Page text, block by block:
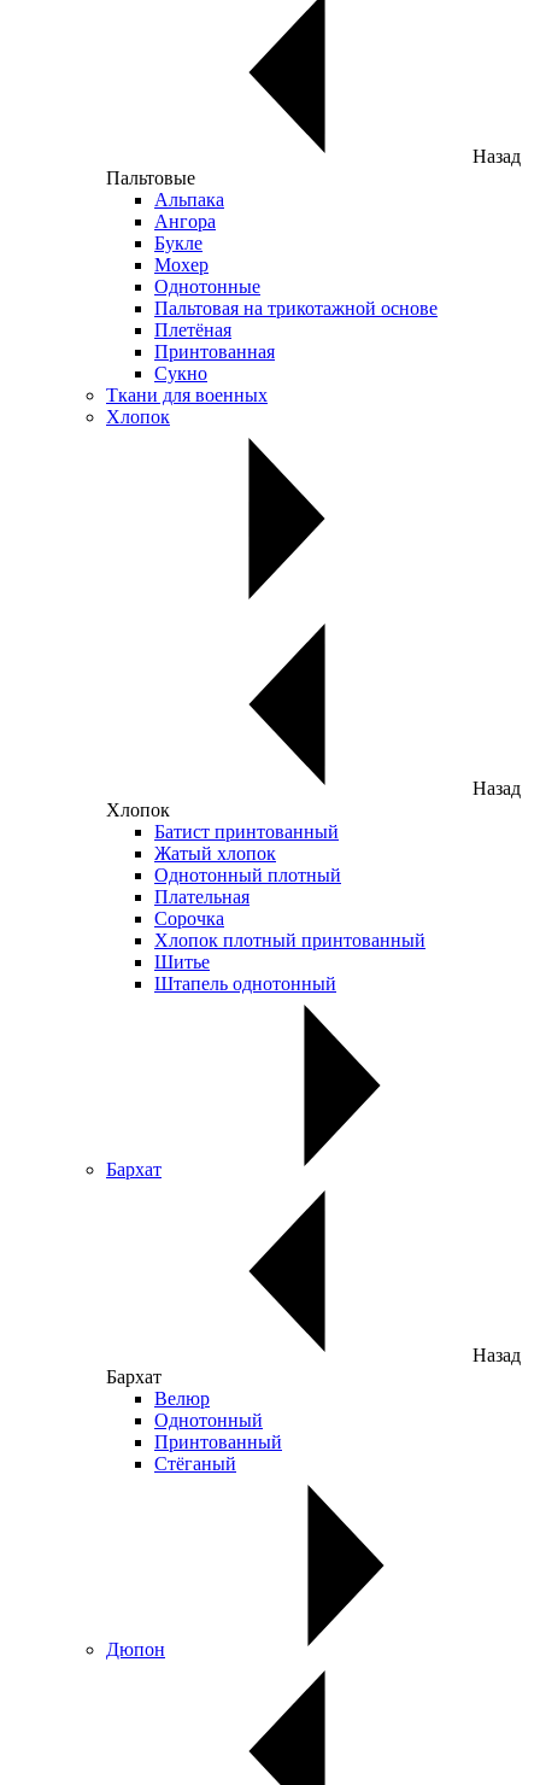
Назад
Пальтовые
Альпака
Ангора
Букле
Мохер
Однотонные
Пальтовая на трикотажной основе
Плетёная
Принтованная
Сукно
Ткани для военных
Хлопок
Назад
Хлопок
Батист принтованный
Жатый хлопок
Однотонный плотный
Плательная
Сорочка
Хлопок плотный принтованный
Шитье
Штапель однотонный
Бархат
Назад
Бархат
Велюр
Однотонный
Принтованный
Стёганый
Дюпон